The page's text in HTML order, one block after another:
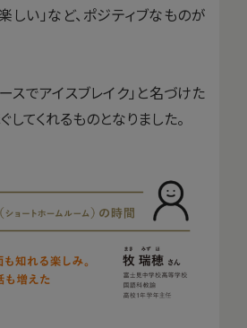
しい」など、ポジティブなものが
スでアイスブレイク」と名づけた
してくれるものとなりました。